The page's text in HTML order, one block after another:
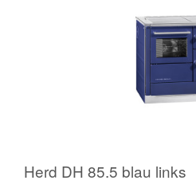
Herd DH 85.5 blau links